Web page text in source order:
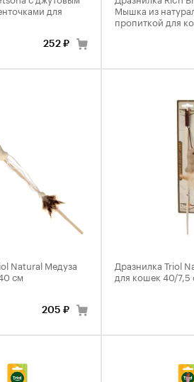
для
252 ₽
Мышка из
пропиткой для
Natural Медуза
см
205 ₽
Дразнилка Triol
для кошек 40/7,5